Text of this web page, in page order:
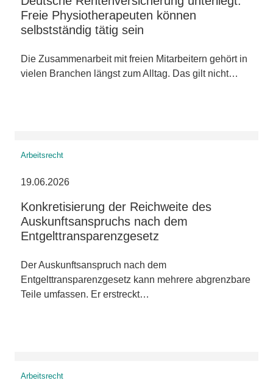
Freie Physiotherapeuten können
selbstständig tätig sein
Die Zusammenarbeit mit freien Mitarbeitern gehört in
vielen Branchen längst zum Alltag. Das gilt nicht…
Arbeitsrecht
19.06.2026
Konkretisierung der Reichweite des
Auskunftsanspruchs nach dem
Entgelttransparenzgesetz
Der Auskunftsanspruch nach dem
Entgelttransparenzgesetz kann mehrere abgrenzbare
Teile umfassen. Er erstreckt…
Arbeitsrecht